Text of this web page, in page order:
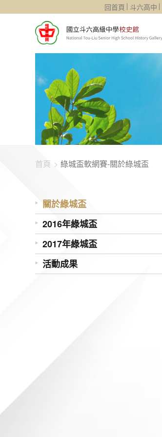
回首頁 斗六高中
首頁 綠城盃軟網賽-關於綠城盃
關於綠城盃
2016年綠城盃
2017年綠城盃
活動成果